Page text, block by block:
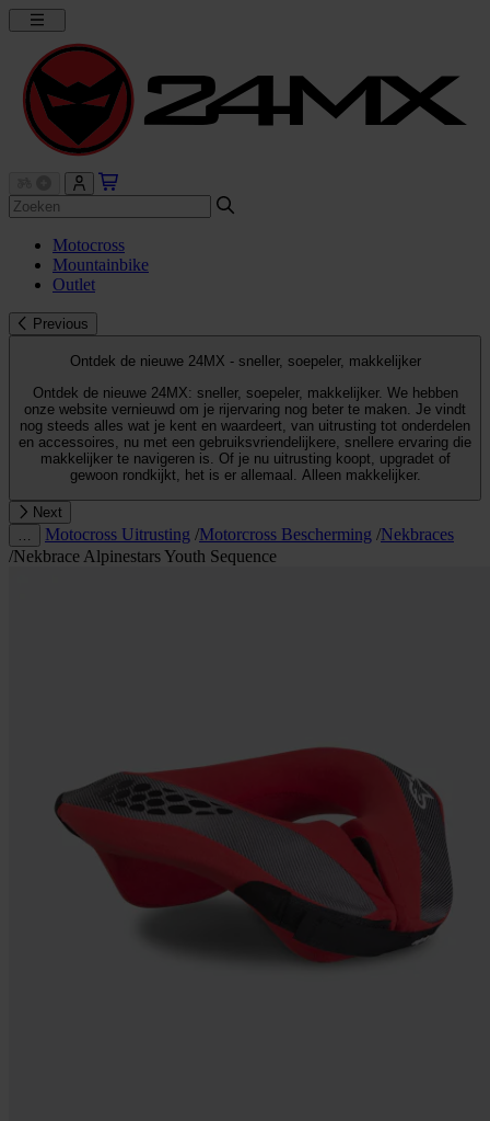
Motocross
Mountainbike
Outlet
Previous
Ontdek de nieuwe 24MX - sneller, soepeler, makkelijker
Ontdek de nieuwe 24MX: sneller, soepeler, makkelijker. We hebben
onze website vernieuwd om je rijervaring nog beter te maken. Je vindt
nog steeds alles wat je kent en waardeert, van uitrusting tot onderdelen
en accessoires, nu met een gebruiksvriendelijkere, snellere ervaring die
makkelijker te navigeren is. Of je nu uitrusting koopt, upgradet of
gewoon rondkijkt, het is er allemaal. Alleen makkelijker.
Next
Motocross Uitrusting /Motorcross Bescherming /Nekbraces
/Nekbrace Alpinestars Youth Sequence